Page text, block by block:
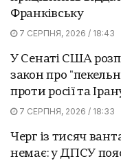
Франківську
7 СЕРПНЯ, 2026 / 18:43
У Сенаті США
закон про
проти росії та
7 СЕРПНЯ, 2026 / 18:33
Черг із тисяч
немає: у ДПСУ